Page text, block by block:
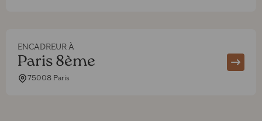
ENCADREUR À
Paris 8ème
75008 Paris